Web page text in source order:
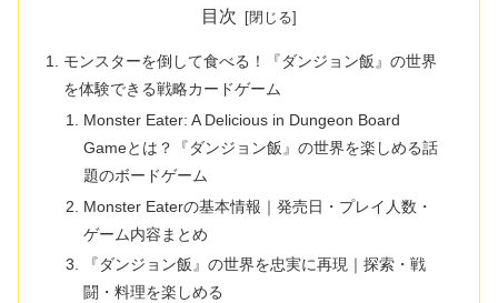
目次
モンスターを倒して食べる！『ダンジョン飯』の世界
を体験できる戦略カードゲーム
Monster Eater: A Delicious in Dungeon Board
Gameとは？『ダンジョン飯』の世界を楽しめる話
題のボードゲーム
Monster Eaterの基本情報｜発売日・プレイ人数・
ゲーム内容まとめ
『ダンジョン飯』の世界を忠実に再現｜探索・戦
闘・料理を楽しめる